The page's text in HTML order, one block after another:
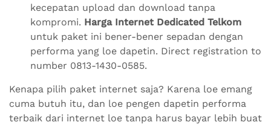
kecepatan upload dan download tanpa
kompromi. Harga Internet Dedicated Telkom
untuk paket ini bener-bener sepadan dengan
performa yang loe dapetin. Direct registration to
number 0813-1430-0585.
Kenapa pilih paket internet saja? Karena loe emang
cuma butuh itu, dan loe pengen dapetin performa
terbaik dari internet loe tanpa harus bayar lebih buat